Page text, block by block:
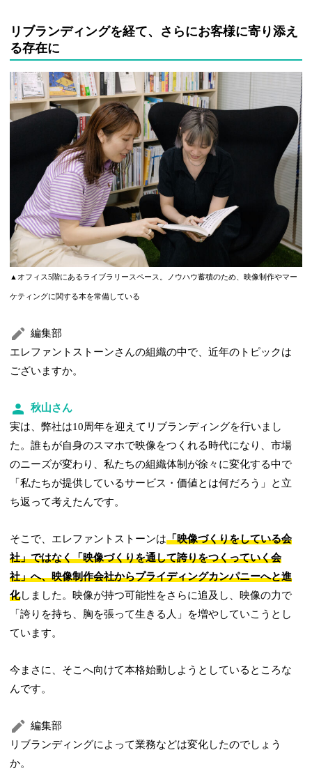
リブランディングを経て、さらにお客様に寄り添え
る存在に
▲オフィス5階にあるライブラリースペース。ノウハウ蓄積のため、映像制作やマー
ケティングに関する本を常備している
編集部
エレファントストーンさんの組織の中で、近年のトピックは
ございますか。
秋山さん
実は、弊社は10周年を迎えてリブランディングを行いまし
た。誰もが自身のスマホで映像をつくれる時代になり、市場
のニーズが変わり、私たちの組織体制が徐々に変化する中で
「私たちが提供しているサービス・価値とは何だろう」と立
ち返って考えたんです。
そこで、エレファントストーンは「映像づくりをしている会
社」ではなく「映像づくりを通して誇りをつくっていく会
社」へ、映像制作会社からプライディングカンパニーへと進
化しました。映像が持つ可能性をさらに追及し、映像の力で
「誇りを持ち、胸を張って生きる人」を増やしていこうとし
ています。
今まさに、そこへ向けて本格始動しようとしているところな
んです。
編集部
リブランディングによって業務などは変化したのでしょう
か。